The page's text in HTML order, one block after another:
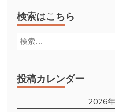
検索はこちら
検
索:
投稿カレンダー
2026